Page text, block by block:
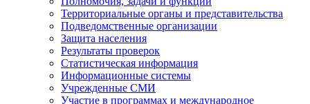
Территориальные органы и представительства
Подведомственные организации
Защита населения
Результаты проверок
Статистическая информация
Информационные системы
Учрежденные СМИ
Участие в программах и международное